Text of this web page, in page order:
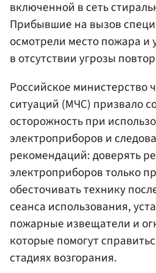
включенной в сеть
Прибывшие на вызов
осмотрели место пожара и
в отсутствии угрозы
Российское министерство
ситуаций (МЧС) призвало
осторожность при
электроприборов и
рекомендаций: доверять
электроприборов только
обесточивать технику
сеанса использования,
пожарные извещатели и
которые помогут
стадиях возгорания.